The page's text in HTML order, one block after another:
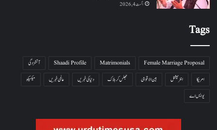
اگست 4, 2026
Tags
Female Marriage Proposal
Matrimonials
Shaadi Profile
آتشزدگی
امریکا
انٹرنیشنل بین الاقوامی جھلس کر ہلاک دنیا کی خبریں عالمی خبریں
میکسیکو
یو ایس اے